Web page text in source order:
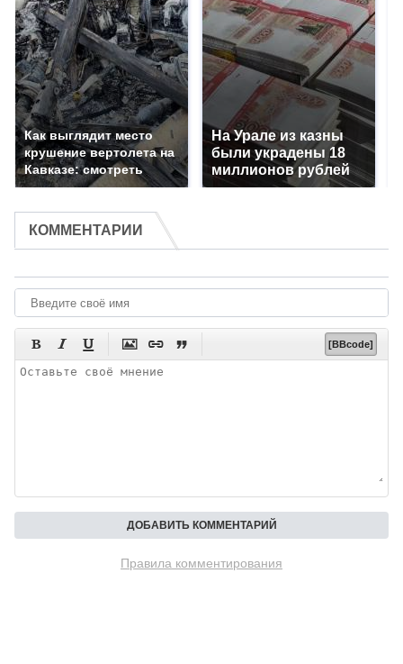
Как выглядит место
крушение вертолета на
Кавказе: смотреть
На Урале из казны
были украдены 18
миллионов рублей
КОММЕНТАРИИ
      [BBcode]
Правила комментирования